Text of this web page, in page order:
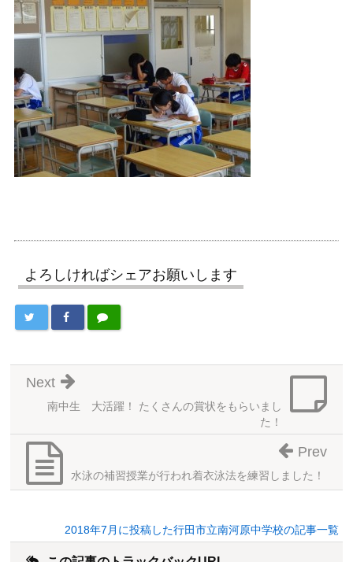
よろしければシェアお願いします
南中生 大活躍！ たくさんの賞状をもらいまし
た！
Next
水泳の補習授業が行われ着衣泳法を練習しました！
Prev
2018年7月に投稿した行田市立南河原中学校の記事一覧